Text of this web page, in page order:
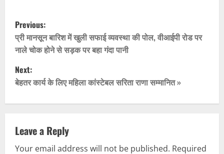
P
o
s
t
n
a
v
Previous:
प्री मानसून बारिश में खुली सफाई व्यवस्था की पोल, वीआईपी रोड पर
नाले चोक होने से सड़क पर बहा गंदा पानी
Next:
बेहतर कार्य के लिए महिला कांस्टेबल सरिता राणा सम्मानित »
Leave a Reply
Your email address will not be published. Required